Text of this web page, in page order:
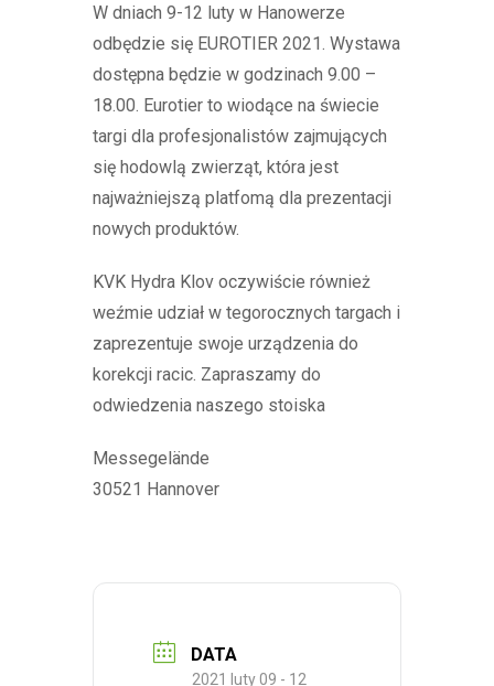
W dniach 9-12 luty w Hanowerze
odbędzie się EUROTIER 2021. Wystawa
dostępna będzie w godzinach 9.00 –
18.00. Eurotier to wiodące na świecie
targi dla profesjonalistów zajmujących
się hodowlą zwierząt, która jest
najważniejszą platfomą dla prezentacji
nowych produktów.
KVK Hydra Klov oczywiście również
weźmie udział w tegorocznych targach i
zaprezentuje swoje urządzenia do
korekcji racic. Zapraszamy do
odwiedzenia naszego stoiska
Messegelände
30521 Hannover
DATA
2021 luty 09 - 12